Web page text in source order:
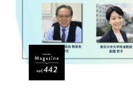
vol.442